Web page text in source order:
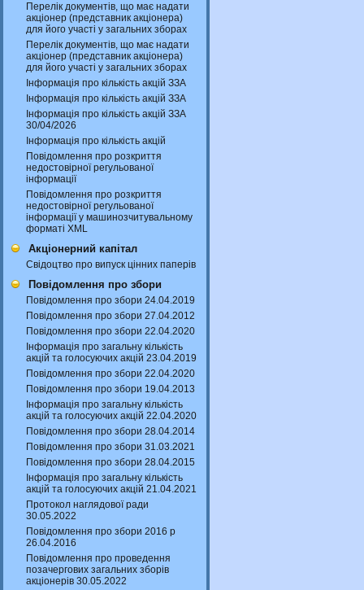
Перелік документів, що має надати
акціонер (представник акціонера)
для його участі у загальних зборах
Перелік документів, що має надати
акціонер (представник акціонера)
для його участі у загальних зборах
Інформація про кількість акцій ЗЗА
Інформація про кількість акцій ЗЗА
Інформація про кількість акцій ЗЗА
30/04/2026
Інформація про кількість акцій
Повідомлення про розкриття
недостовірної регульованої
інформації
Повідомлення про розкриття
недостовірної регульованої
інформації у машинозчитувальному
форматі XML
Акціонерний капітал
Свідоцтво про випуск цінних паперів
Повідомлення про збори
Повідомлення про збори 24.04.2019
Повідомлення про збори 27.04.2012
Повідомлення про збори 22.04.2020
Інформація про загальну кількість
акцій та голосуючих акцій 23.04.2019
Повідомлення про збори 22.04.2020
Повідомлення про збори 19.04.2013
Інформація про загальну кількість
акцій та голосуючих акцій 22.04.2020
Повідомлення про збори 28.04.2014
Повідомлення про збори 31.03.2021
Повідомлення про збори 28.04.2015
Інформація про загальну кількість
акцій та голосуючих акцій 21.04.2021
Протокол наглядової ради
30.05.2022
Повідомлення про збори 2016 р
26.04.2016
Повідомлення про проведення
позачергових загальних зборів
акціонерів 30.05.2022